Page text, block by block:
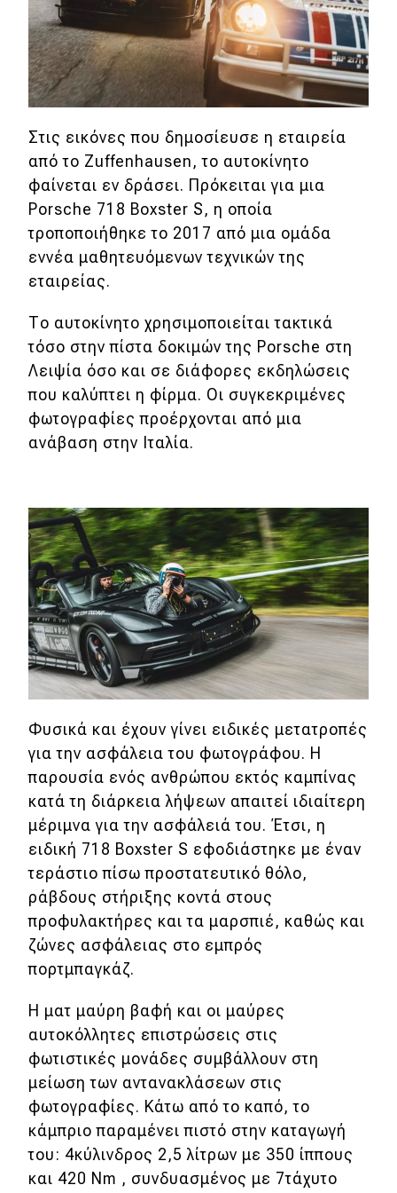
Eco
Νέα
Mobility
Σταθμοί φόρτισης
Classic
Νέα
Παρουσιάσεις
DRIVE Away
MOTO
Οδηγός αγοράς
Συμβουλές
Χρηστικά
Συμβουλές
ΚΤΕΟ
Οδική βοήθεια
eDRIVE
DRIVE USED
Στις εικόνες που δημοσίευσε η εταιρεία
από το Zuffenhausen, το αυτοκίνητο
φαίνεται εν δράσει. Πρόκειται για μια
Porsche 718 Boxster S, η οποία
τροποποιήθηκε το 2017 από μια ομάδα
εννέα μαθητευόμενων τεχνικών της
εταιρείας.
Το αυτοκίνητο χρησιμοποιείται τακτικά
τόσο στην πίστα δοκιμών της Porsche στη
Λειψία όσο και σε διάφορες εκδηλώσεις
που καλύπτει η φίρμα. Οι συγκεκριμένες
φωτογραφίες προέρχονται από μια
ανάβαση στην Ιταλία.
Φυσικά και έχουν γίνει ειδικές μετατροπές
για την ασφάλεια του φωτογράφου. Η
παρουσία ενός ανθρώπου εκτός καμπίνας
κατά τη διάρκεια λήψεων απαιτεί ιδιαίτερη
μέριμνα για την ασφάλειά του. Έτσι, η
ειδική 718 Boxster S εφοδιάστηκε με έναν
τεράστιο πίσω προστατευτικό θόλο,
ράβδους στήριξης κοντά στους
προφυλακτήρες και τα μαρσπιέ, καθώς και
ζώνες ασφάλειας στο εμπρός
πορτμπαγκάζ.
Η ματ μαύρη βαφή και οι μαύρες
αυτοκόλλητες επιστρώσεις στις
φωτιστικές μονάδες συμβάλλουν στη
μείωση των αντανακλάσεων στις
φωτογραφίες. Κάτω από το καπό, το
κάμπριο παραμένει πιστό στην καταγωγή
του: 4κύλινδρος 2,5 λίτρων με 350 ίππους
και 420 Nm , συνδυασμένος με 7τάχυτο